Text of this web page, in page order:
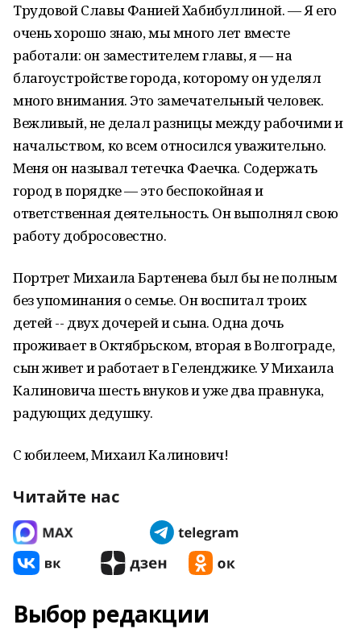
Трудовой Славы Фанией Хабибуллиной. — Я его
очень хорошо знаю, мы много лет вместе
работали: он заместителем главы, я — на
благоустройстве города, которому он уделял
много внимания. Это замечательный человек.
Вежливый, не делал разницы между рабочими и
начальством, ко всем относился уважительно.
Меня он называл тетечка Фаечка. Содержать
город в порядке — это беспокойная и
ответственная деятельность. Он выполнял свою
работу добросовестно.
Портрет Михаила Бартенева был бы не полным
без упоминания о семье. Он воспитал троих
детей -- двух дочерей и сына. Одна дочь
проживает в Октябрьском, вторая в Волгограде,
сын живет и работает в Геленджике. У Михаила
Калиновича шесть внуков и уже два правнука,
радующих дедушку.
С юбилеем, Михаил Калинович!
Читайте нас
Выбор редакции